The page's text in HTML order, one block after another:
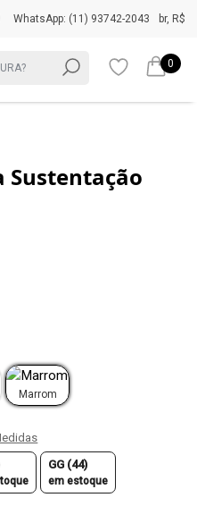
br, R$
WhatsApp: (11) 93742-2043
0
Sustentação
Marrom
GG (44)
em estoque